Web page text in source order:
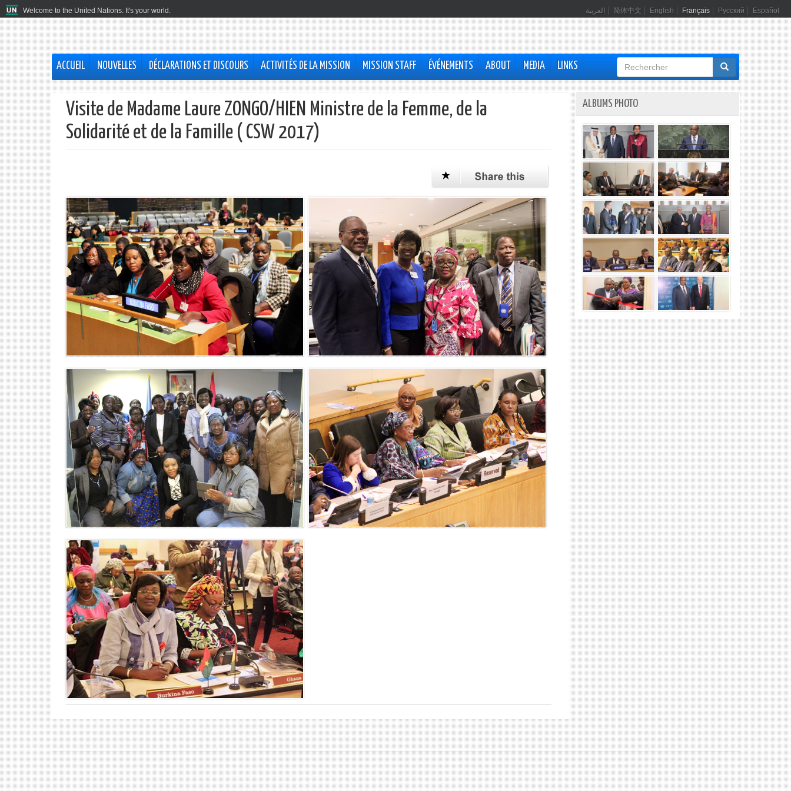
Welcome to the United Nations. It's your world. العربية 简体中文 English Français Русский Español
ACCUEIL NOUVELLES DÉCLARATIONS ET DISCOURS ACTIVITÉS DE LA MISSION MISSION STAFF ÉVÉNEMENTS ABOUT MEDIA LINKS
Formulaire
de
recherche
Visite de Madame Laure ZONGO/HIEN Ministre de la Femme, de la
Solidarité et de la Famille ( CSW 2017)
ALBUMS PHOTO